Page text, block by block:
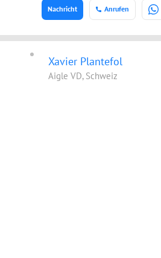
Anrufen
Nachricht
Xavier Plantefol
Aigle VD, Schweiz